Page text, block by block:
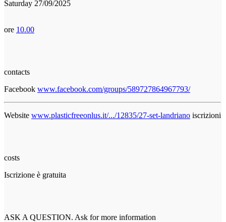
Saturday 27/09/2025
ore 10.00
contacts
Facebook www.facebook.com/groups/589727864967793/
Website www.plasticfreeonlus.it/.../12835/27-set-landriano iscrizioni
costs
Iscrizione è gratuita
ASK A QUESTION. Ask for more information